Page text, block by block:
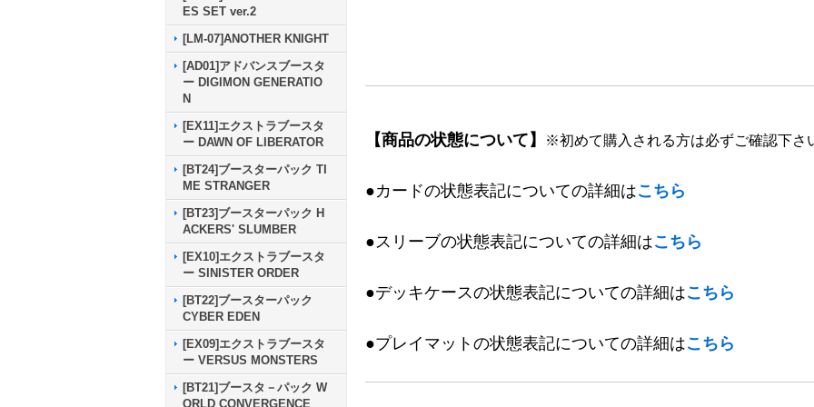
ES SET ver.2
[LM-07]ANOTHER KNIGHT
[AD01]アドバンスブースタ
ー DIGIMON GENERATIO
N
[EX11]エクストラブースタ
ー DAWN OF LIBERATOR
[BT24]ブースターパック TI
ME STRANGER
[BT23]ブースターパック H
ACKERS' SLUMBER
[EX10]エクストラブースタ
ー SINISTER ORDER
[BT22]ブースターパック
CYBER EDEN
[EX09]エクストラブースタ
ー VERSUS MONSTERS
[BT21]ブースタ－パック W
ORLD CONVERGENCE
【商品の状態について】 ※初めて購入される方は必ずご確認下さ
●カードの状態表記についての詳細はこちら
●スリーブの状態表記についての詳細はこちら
●デッキケースの状態表記についての詳細はこちら
●プレイマットの状態表記についての詳細はこちら